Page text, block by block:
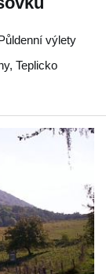
výlety
, Teplicko